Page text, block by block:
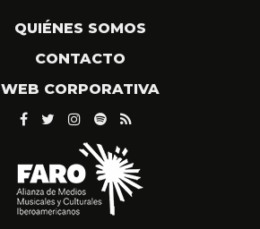
QUIÉNES SOMOS
CONTACTO
WEB CORPORATIVA